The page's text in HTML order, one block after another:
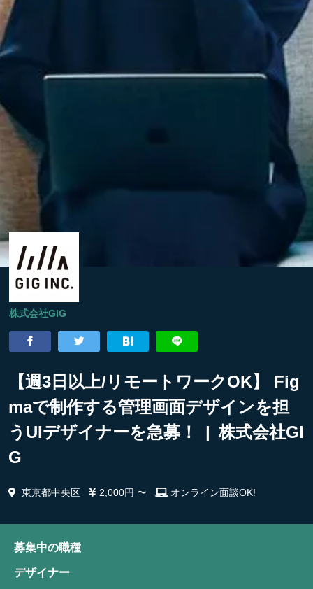
株式会社GIG
【週3日以上/リモートワークOK】 Fig
maで制作する管理画面デザインを担
うUIデザイナーを急募！ | 株式会社GI
G
東京都中央区 2,000円 〜 オンライン面談OK!
募集中の職種
デザイナー